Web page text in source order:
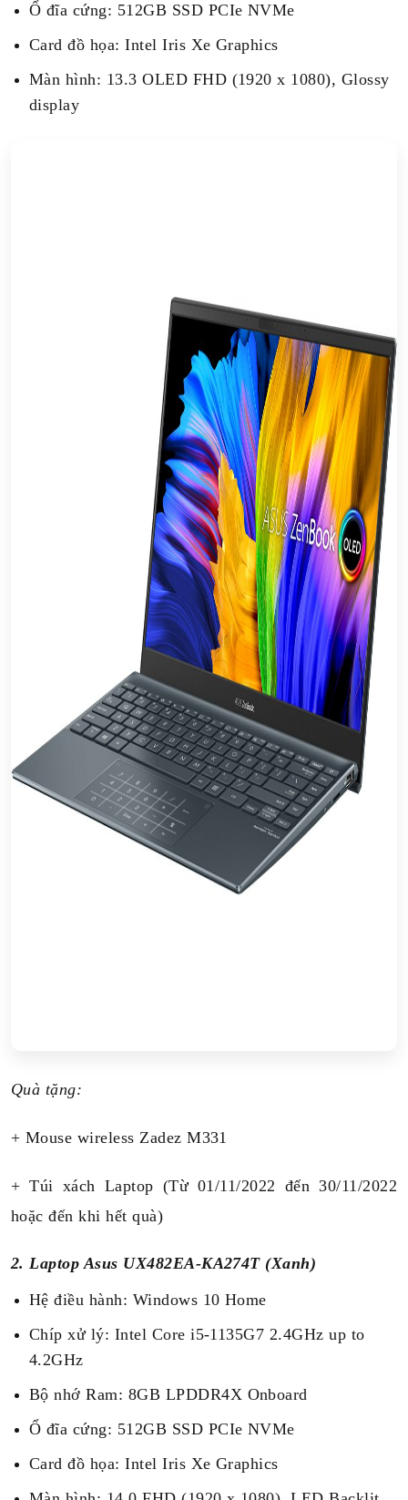
Ổ đĩa cứng: 512GB SSD PCIe NVMe
Card đồ họa: Intel Iris Xe Graphics
Màn hình: 13.3 OLED FHD (1920 x 1080), Glossy
display
Quà tặng:
+ Mouse wireless Zadez M331
+ Túi xách Laptop (Từ 01/11/2022 đến 30/11/2022
hoặc đến khi hết quà)
2. Laptop Asus UX482EA-KA274T (Xanh)
Hệ điều hành: Windows 10 Home
Chíp xử lý: Intel Core i5-1135G7 2.4GHz up to
4.2GHz
Bộ nhớ Ram: 8GB LPDDR4X Onboard
Ổ đĩa cứng: 512GB SSD PCIe NVMe
Card đồ họa: Intel Iris Xe Graphics